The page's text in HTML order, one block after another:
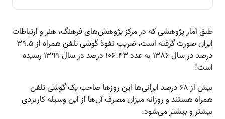
طبق آمار پژوهشی که در مرکز پژوهش‌های فرهنگ، هنر و ارتباطات
ایران صورت گرفته است، ضریب نفوذ گوشی تلفن همراه از ۳۹.۵
درصد در سال ۱۳۸۶ به عدد ۱۰۶.۴۳ درصد در سال ۱۳۹۹ رسیده
است!
بیش از ۶۸ درصد ایرانی‌ها این روزها صاحب یک گوشی تلفن
همراه هستند و روزانه میزان مصرف آن‌ها از این وسیله کاربردی
بیشتر و بیشتر می‌شود.